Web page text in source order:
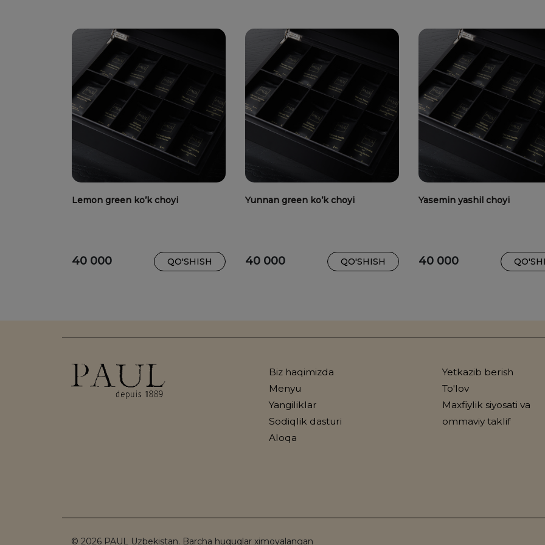
Lemon green ko’k choyi
40 000 QO'SHISH
Yunnan green ko’k choyi
40 000 QO'SHISH
Yasemin yashil choyi
40 000
Biz haqimizda
Menyu
Yangiliklar
Sodiqlik dasturi
Aloqa
Yetkazib berish
To'lov
Maxfiylik siyosati va
ommaviy taklif
© 2026 PAUL Uzbekistan. Barcha huquqlar ximoyalangan